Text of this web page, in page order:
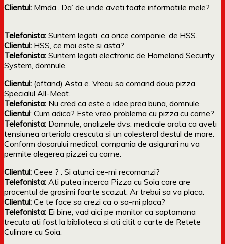
Clientul: Mmda.. Da’ de unde aveti toate informatiile mele?
Telefonista: Suntem legati, ca orice companie, de HSS.
Clientul: HSS, ce mai este si asta?
Telefonista: Suntem legati electronic de Homeland Security
System, domnule.
Clientul: (oftand) Asta e. Vreau sa comand doua pizza,
Specialul All-Meat.
Telefonista: Nu cred ca este o idee prea buna, domnule.
Clientul: Cum adica? Este vreo problema cu pizza cu carne?
Telefonista: Domnule, analizele dvs. medicale arata ca aveti
tensiunea arteriala crescuta si un colesterol destul de mare.
Conform dosarului medical, compania de asigurari nu va
permite alegerea pizzei cu carne.
Clientul: Ceee ? . Si atunci ce-mi recomanzi?
Telefonista: Ati putea incerca Pizza cu Soia care are
procentul de grasimi foarte scazut. Ar trebui sa va placa.
Clientul: Ce te face sa crezi ca o sa-mi placa?
Telefonista: Ei bine, vad aici pe monitor ca saptamana
trecuta ati fost la biblioteca si ati citit o carte de Retete
Culinare cu Soia.